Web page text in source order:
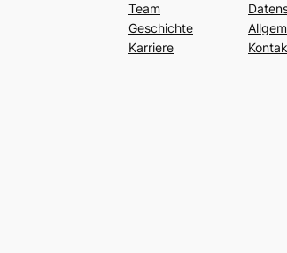
Team
Geschichte
Karriere